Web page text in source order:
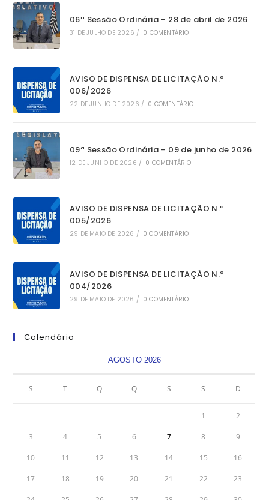
06ª Sessão Ordinária – 28 de abril de 2026
31 DE JULHO DE 2026 / 0 COMENTÁRIO
AVISO DE DISPENSA DE LICITAÇÃO N.º
006/2026
22 DE JUNHO DE 2026 / 0 COMENTÁRIO
09ª Sessão Ordinária – 09 de junho de 2026
12 DE JUNHO DE 2026 / 0 COMENTÁRIO
AVISO DE DISPENSA DE LICITAÇÃO N.º
005/2026
29 DE MAIO DE 2026 / 0 COMENTÁRIO
AVISO DE DISPENSA DE LICITAÇÃO N.º
004/2026
29 DE MAIO DE 2026 / 0 COMENTÁRIO
Calendário
AGOSTO 2026
S T Q Q S S D
1 2
3 4 5 6 7 8 9
10 11 12 13 14 15 16
17 18 19 20 21 22 23